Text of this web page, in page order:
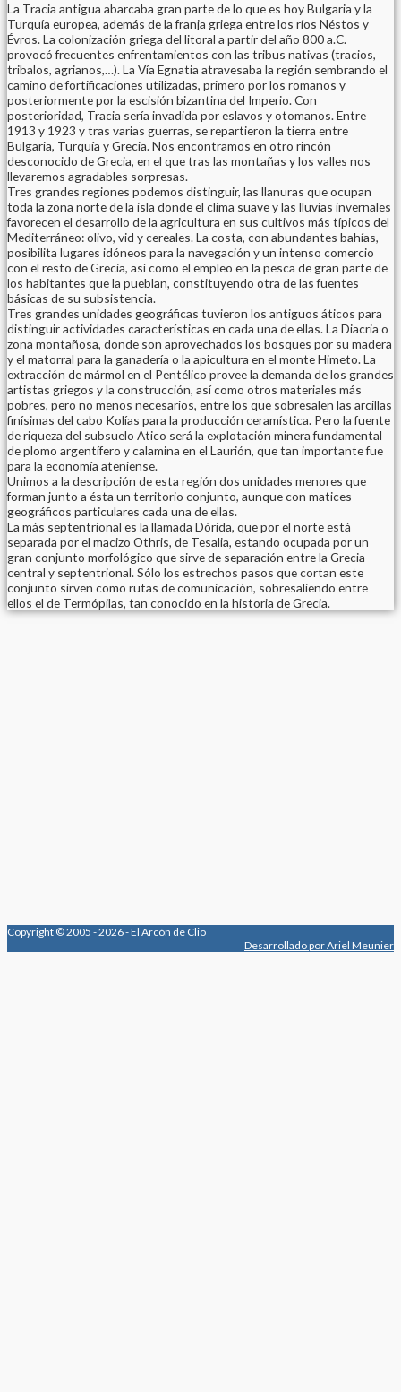
La Tracia antigua abarcaba gran parte de lo que es hoy Bulgaria y la
Turquía europea, además de la franja griega entre los ríos Néstos y
Évros. La colonización griega del litoral a partir del año 800 a.C.
provocó frecuentes enfrentamientos con las tribus nativas (tracios,
tribalos, agrianos,…). La Vía Egnatia atravesaba la región sembrando el
camino de fortificaciones utilizadas, primero por los romanos y
posteriormente por la escisión bizantina del Imperio. Con
posterioridad, Tracia sería invadida por eslavos y otomanos. Entre
1913 y 1923 y tras varias guerras, se repartieron la tierra entre
Bulgaria, Turquía y Grecia. Nos encontramos en otro rincón
desconocido de Grecia, en el que tras las montañas y los valles nos
llevaremos agradables sorpresas.
Tres grandes regiones podemos distinguir, las llanuras que ocupan
toda la zona norte de la isla donde el clima suave y las lluvias invernales
favorecen el desarrollo de la agricultura en sus cultivos más típicos del
Mediterráneo: olivo, vid y cereales. La costa, con abundantes bahías,
posibilita lugares idóneos para la navegación y un intenso comercio
con el resto de Grecia, así como el empleo en la pesca de gran parte de
los habitantes que la pueblan, constituyendo otra de las fuentes
básicas de su subsistencia.
Tres grandes unidades geográficas tuvieron los antiguos áticos para
distinguir actividades características en cada una de ellas. La Diacria o
zona montañosa, donde son aprovechados los bosques por su madera
y el matorral para la ganadería o la apicultura en el monte Himeto. La
extracción de mármol en el Pentélico provee la demanda de los grandes
artistas griegos y la construcción, así como otros materiales más
pobres, pero no menos necesarios, entre los que sobresalen las arcillas
finísimas del cabo Kolías para la producción ceramística. Pero la fuente
de riqueza del subsuelo Atico será la explotación minera fundamental
de plomo argentífero y calamina en el Laurión, que tan importante fue
para la economía ateniense.
Unimos a la descripción de esta región dos unidades menores que
forman junto a ésta un territorio conjunto, aunque con matices
geográficos particulares cada una de ellas.
La más septentrional es la llamada Dórida, que por el norte está
separada por el macizo Othris, de Tesalia, estando ocupada por un
gran conjunto morfológico que sirve de separación entre la Grecia
central y septentrional. Sólo los estrechos pasos que cortan este
conjunto sirven como rutas de comunicación, sobresaliendo entre
ellos el de Termópilas, tan conocido en la historia de Grecia.
Copyright © 2005 - 2026 - El Arcón de Clio
Desarrollado por Ariel Meunier